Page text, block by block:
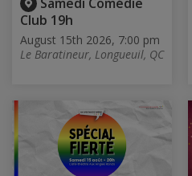
Club 19h
August 15th 2026, 7:00 pm
Le Baratineur, Longueuil, QC